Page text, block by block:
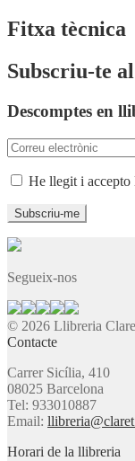
Fitxa tècnica
Subscriu-te
Descomptes en
He llegit i accepto
Segueix-nos
© 2026 Llibreria
Contacte
Carrer Sicília, 410
08025 Barcelona
Tel: 933010887
Email:
Horari de la llibreria